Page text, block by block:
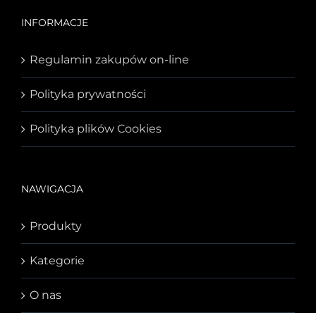
INFORMACJE
Regulamin zakupów on-line
Polityka prywatności
Polityka plików Cookies
NAWIGACJA
Produkty
Kategorie
O nas